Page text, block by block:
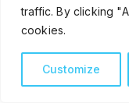
traffic. By clicking
cookies.
Customize
Contact us